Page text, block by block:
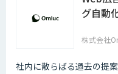
グ自動
株式会社
社内に散らばる過去の提